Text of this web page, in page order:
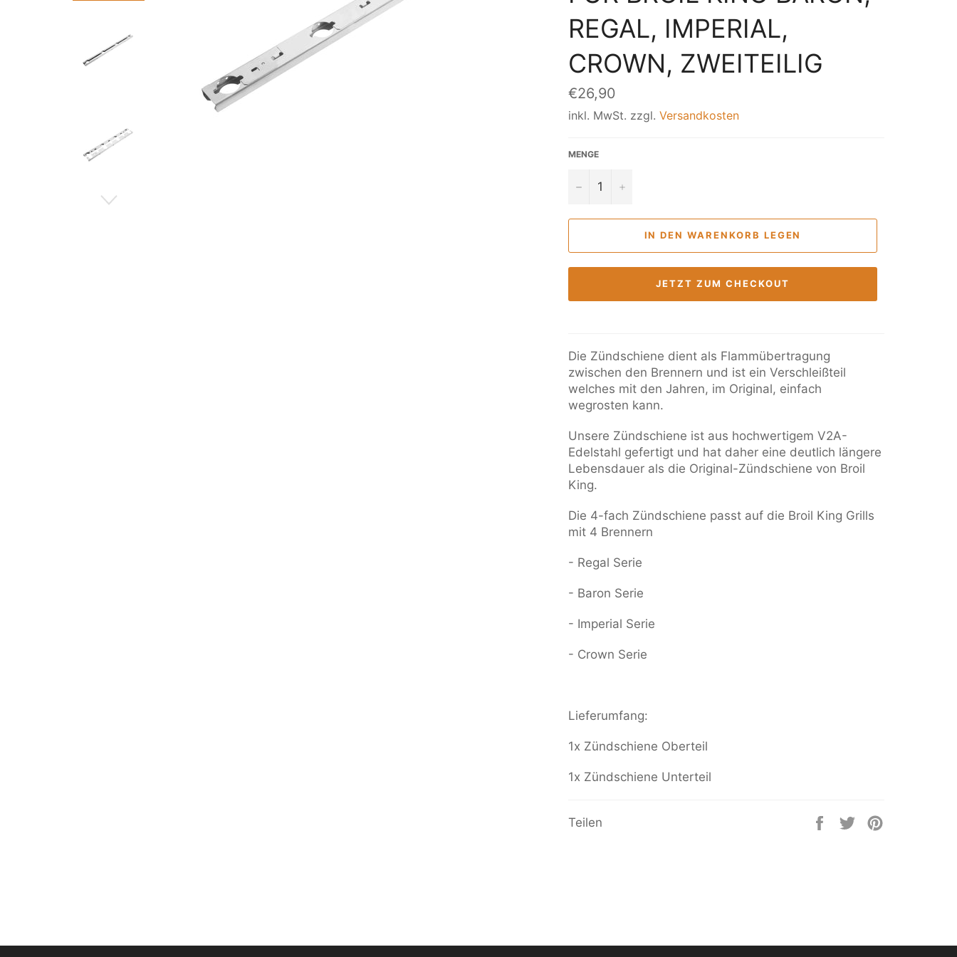
REGAL, IMPERIAL,
CROWN, ZWEITEILIG
Normaler
Preis
€26,90
inkl. MwSt. zzgl. Versandkosten
MENGE
− +
IN DEN WARENKORB LEGEN
JETZT ZUM CHECKOUT
Die Zündschiene dient als Flammübertragung
zwischen den Brennern und ist ein Verschleißteil
welches mit den Jahren, im Original, einfach
wegrosten kann.
Unsere Zündschiene ist aus hochwertigem V2A-
Edelstahl gefertigt und hat daher eine deutlich längere
Lebensdauer als die Original-Zündschiene von Broil
King.
Die 4-fach Zündschiene passt auf die Broil King Grills
mit 4 Brennern
- Regal Serie
- Baron Serie
- Imperial Serie
- Crown Serie
Lieferumfang:
1x Zündschiene Oberteil
1x Zündschiene Unterteil
Teilen
Auf
Auf